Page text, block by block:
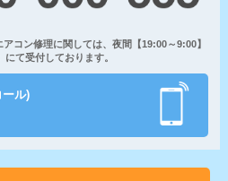
コン修理に関しては、夜間【19:00～9:00】
て受付しております。
ル)